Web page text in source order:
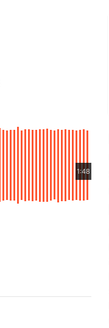
1:48